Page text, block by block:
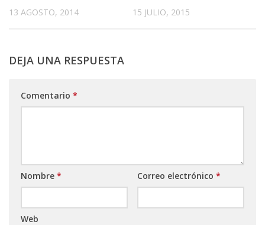
13 AGOSTO, 2014 15 JULIO, 2015
DEJA UNA RESPUESTA
Comentario *
Nombre * Correo electrónico *
Web